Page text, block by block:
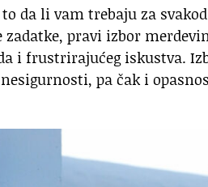
da li vam trebaju za
zadatke, pravi izbor
i frustrirajućeg iskustva.
pa čak i